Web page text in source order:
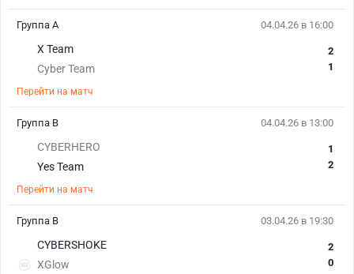
04.04.26 в 16:00
X Team
Cyber Team
2
1
Перейти на матч
Группа A
04.04.26 в 13:00
CYBERHERO
Yes Team
1
2
Перейти на матч
Группа B
03.04.26 в 19:30
CYBERSHOKE
XGlow
2
0
Группа B